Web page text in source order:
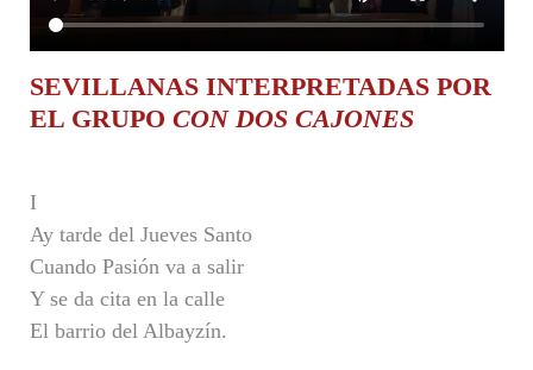
SEVILLANAS INTERPRETADAS POR
EL GRUPO CON DOS CAJONES
I
Ay tarde del Jueves Santo
Cuando Pasión va a salir
Y se da cita en la calle
El barrio del Albayzín.